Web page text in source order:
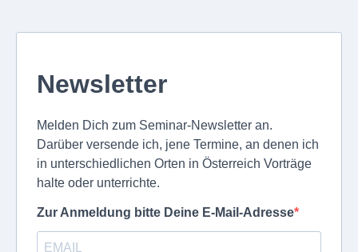
Newsletter
Melden Dich zum Seminar-Newsletter an.
Darüber versende ich, jene Termine, an denen ich
in unterschiedlichen Orten in Österreich Vorträge
halte oder unterrichte.
Zur Anmeldung bitte Deine E-Mail-Adresse